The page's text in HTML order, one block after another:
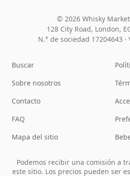
© 2026 Whisky
128 City Road, London,
N.° de sociedad 17204643 ·
Buscar
Sobre nosotros
Contacto
FAQ
Mapa del sitio
Podemos recibir una comisión a
este sitio. Los precios pueden ser